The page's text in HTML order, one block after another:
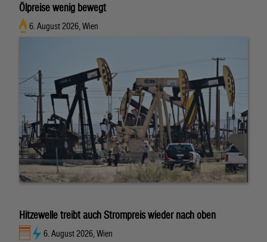
Ölpreise wenig bewegt
6. August 2026, Wien
Hitzewelle treibt auch Strompreis wieder nach oben
6. August 2026, Wien